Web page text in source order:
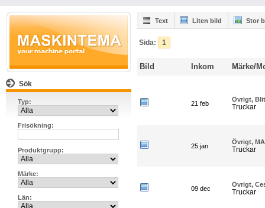
Sök
Typ:
Frisökning:
Produktgrupp:
Märke:
Län:
Text Liten bild Stor
Sida: 1
Bild Inkom Märke/
21 feb
Övrigt,
Truckar
25 jan
Övrigt,
Truckar
09 dec
Övrigt,
Truckar